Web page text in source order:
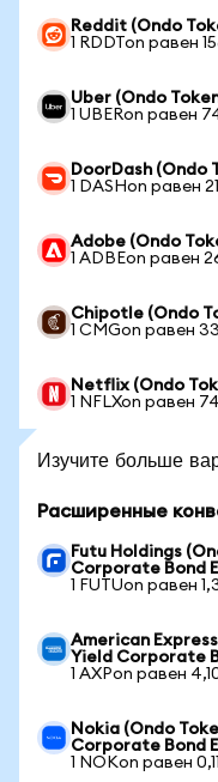
Reddit (Ondo
1 RDDTon равен
Uber (Ondo
1 UBERon равен
DoorDash
1 DASHon равен
Adobe (Ondo
1 ADBEon равен
Chipotle (Ondo
1 CMGon равен
Netflix (Ondo
1 NFLXon равен
Изучите больше
Расширенные
Futu Holdings
Corporate Bond
1 FUTUon равен
American
Yield Corporate
1 AXPon равен
Nokia (Ondo
Corporate Bond
1 NOKon равен